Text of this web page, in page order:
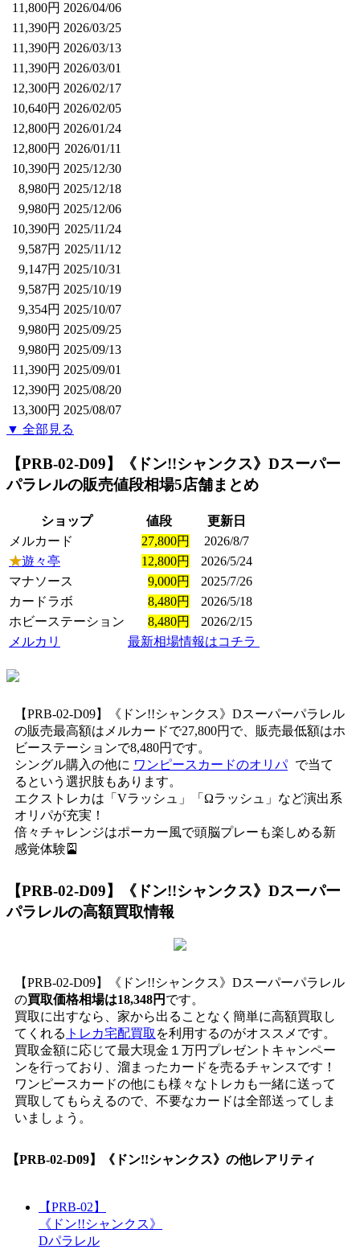
11,800円 2026/04/06
11,390円 2026/03/25
11,390円 2026/03/13
11,390円 2026/03/01
12,300円 2026/02/17
10,640円 2026/02/05
12,800円 2026/01/24
12,800円 2026/01/11
10,390円 2025/12/30
8,980円 2025/12/18
9,980円 2025/12/06
10,390円 2025/11/24
9,587円 2025/11/12
9,147円 2025/10/31
9,587円 2025/10/19
9,354円 2025/10/07
9,980円 2025/09/25
9,980円 2025/09/13
11,390円 2025/09/01
12,390円 2025/08/20
13,300円 2025/08/07
▼ 全部見る
【PRB-02-D09】《ドン!!シャンクス》Dスーパー
パラレルの販売値段相場5店舗まとめ
ショップ 値段
更新日
メルカード
27,800円
2026/8/7
★遊々亭 12,800円
2026/5/24
マナソース
9,000円
2025/7/26
カードラボ
8,480円
2026/5/18
ホビーステーション
8,480円
2026/2/15
メルカリ
最新相場情報はコチラ
【PRB-02-D09】《ドン!!シャンクス》Dスーパーパラレル
の販売最高額はメルカードで27,800円で、販売最低額はホ
ビーステーションで8,480円です。
シングル購入の他に ワンピースカードのオリパ で当て
るという選択肢もあります。
エクストレカは「Vラッシュ」「Ωラッシュ」など演出系
オリパが充実！
倍々チャレンジはポーカー風で頭脳プレーも楽しめる新
感覚体験🎴
【PRB-02-D09】《ドン!!シャンクス》Dスーパー
パラレルの高額買取情報
【PRB-02-D09】《ドン!!シャンクス》Dスーパーパラレル
の買取価格相場は18,348円 です。
買取に出すなら、家から出ることなく簡単に高額買取し
てくれる トレカ宅配買取 を利用するのがオススメです。
買取金額に応じて最大現金１万円プレゼントキャンペー
ンを行っており、溜まったカードを売るチャンスです！
ワンピースカードの他にも様々なトレカも一緒に送って
買取してもらえるので、不要なカードは全部送ってしま
いましょう。
【PRB-02-D09】《ドン!!シャンクス》 の他レアリティ
【PRB-02】
《ドン!!シャンクス》
Dパラレル